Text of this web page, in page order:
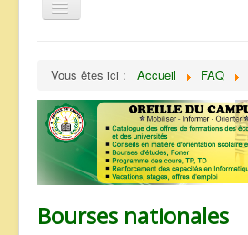
Basculer
la
REPERTOIRE
QUI SOMMES NOUS ?
NOS SERVICES
FAQ
Vous êtes ici : Accueil FAQ
Bourses nationales